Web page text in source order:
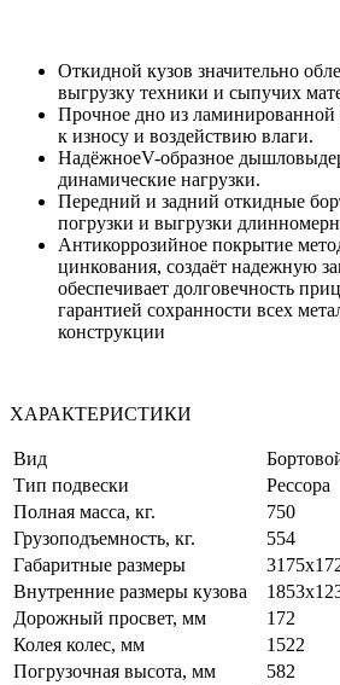
Откидной кузов значительно
выгрузку техники и сыпучих
Прочное дно из
к износу и воздействию влаги.
НадёжноеV-образное
динамические нагрузки.
Передний и задний откидные
погрузки и выгрузки
Антикоррозийное покрытие
цинкования, создаёт надежную
обеспечивает долговечность
гарантией сохранности всех
конструкции
ХАРАКТЕРИСТИКИ
Вид
Тип подвески
Рессора
Полная масса, кг.
750
Грузоподъемность, кг.
554
Габаритные размеры
Внутренние размеры кузова
Дорожный просвет, мм
172
Колея колес, мм
1522
Погрузочная высота, мм
582